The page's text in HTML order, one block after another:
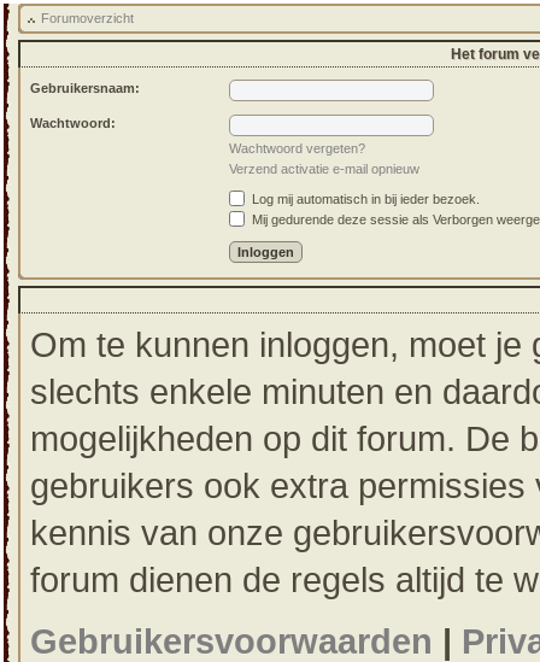
Forumoverzicht
Het forum
Gebruikersnaam:
Wachtwoord:
Wachtwoord vergeten?
Verzend activatie e-mail opnieuw
Log mij automatisch in bij ieder bezoek.
Mij gedurende deze sessie als Verborgen
Om te kunnen inloggen, moet
slechts enkele minuten en
mogelijkheden op dit forum. De
gebruikers ook extra
kennis van onze
forum dienen de regels altijd te
Gebruikersvoorwaarden |